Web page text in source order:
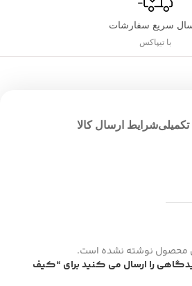
سریع سفارشات
با تیپاکس
شرایط ارسال کالا
محصول نوشته نشده است.
را ارسال می کنید برای “کیف